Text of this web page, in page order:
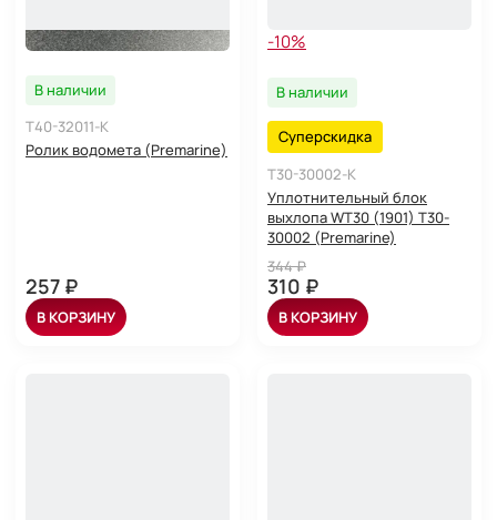
В наличии
T40-32011-K
Ролик водомета (Premarine)
257 ₽
В КОРЗИНУ
-10%
В наличии
Суперскидка
T30-30002-K
Уплотнительный блок
выхлопа WT30 (1901) T30-
30002 (Premarine)
344 ₽
310 ₽
В КОРЗИНУ